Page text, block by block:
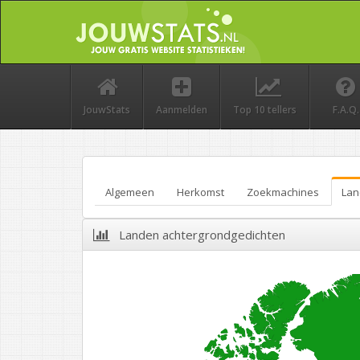
JouwStats Aanmelden Top 10 tellers F.A.Q.
Algemeen Herkomst Zoekmachines
Landen achtergrondgedichten